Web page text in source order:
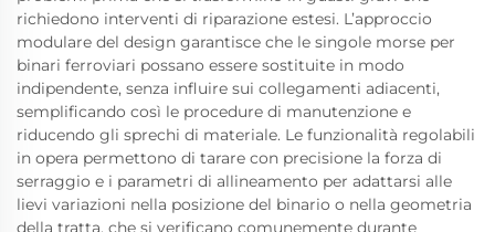
richiedono interventi di riparazione estesi. L’approccio
modulare del design garantisce che le singole morse per
binari ferroviari possano essere sostituite in modo
indipendente, senza influire sui collegamenti adiacenti,
semplificando così le procedure di manutenzione e
riducendo gli sprechi di materiale. Le funzionalità regolabili
in opera permettono di tarare con precisione la forza di
serraggio e i parametri di allineamento per adattarsi alle
lievi variazioni nella posizione del binario o nella geometria
della tratta, che si verificano comunemente durante